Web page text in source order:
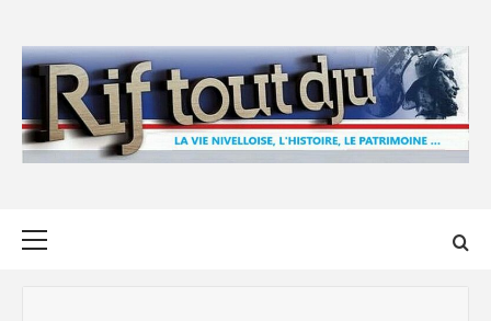
content